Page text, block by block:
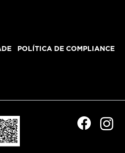
POLÍTICA DE COMPLIANCE